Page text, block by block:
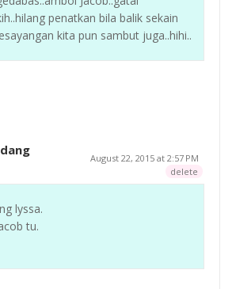
penatkan bila balik sekain
kita pun sambut juga..hihi..
August 22, 2015 at 2:57 PM
delete
lyssa.
tu.